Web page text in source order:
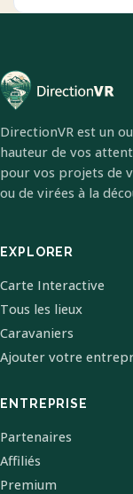
DirectionVR est un
hauteur de vos
pour vos projets de
ou de virées à la
EXPLORER
Carte Interactive
Tous les lieux
Caravaniers
Ajouter votre
ENTREPRISE
Partenaires
Affiliés
Premium